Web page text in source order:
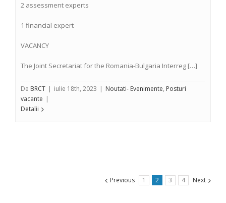
2 assessment experts
1 financial expert
VACANCY
The Joint Secretariat for the Romania-Bulgaria Interreg […]
De BRCT | iulie 18th, 2023 | Noutati- Evenimente, Posturi
vacante |
Detalii
Previous 1 2 3 4 Next